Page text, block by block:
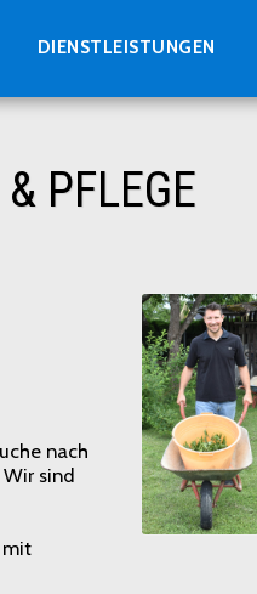
DIENSTLEISTUNGEN
PFLEGE
nach
sind
mit